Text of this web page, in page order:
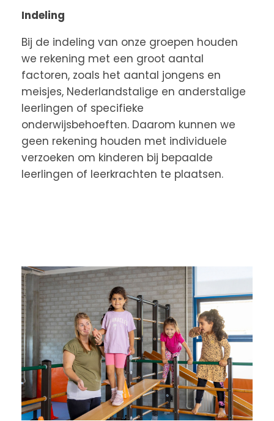
Indeling
Bij de indeling van onze groepen houden
we rekening met een groot aantal
factoren, zoals het aantal jongens en
meisjes, Nederlandstalige en anderstalige
leerlingen of specifieke
onderwijsbehoeften. Daarom kunnen we
geen rekening houden met individuele
verzoeken om kinderen bij bepaalde
leerlingen of leerkrachten te plaatsen.